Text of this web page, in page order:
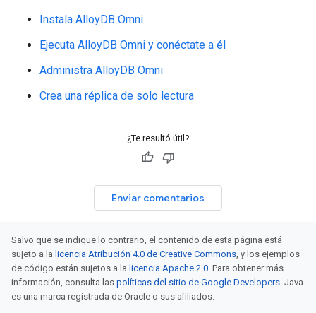
Instala AlloyDB Omni
Ejecuta AlloyDB Omni y conéctate a él
Administra AlloyDB Omni
Crea una réplica de solo lectura
¿Te resultó útil?
Enviar comentarios
Salvo que se indique lo contrario, el contenido de esta página está
sujeto a la licencia Atribución 4.0 de Creative Commons, y los ejemplos
de código están sujetos a la licencia Apache 2.0. Para obtener más
información, consulta las políticas del sitio de Google Developers. Java
es una marca registrada de Oracle o sus afiliados.